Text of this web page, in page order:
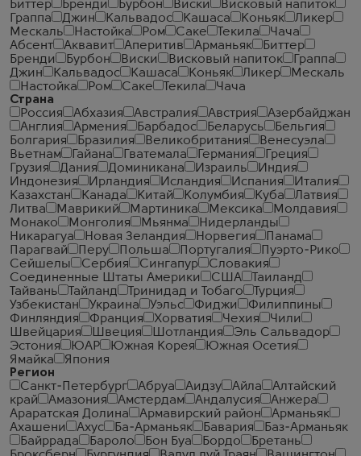
Биттер
Бренди Бурбон Виски
Висковый напиток
Граппа
Джин Кальвадос Кашаса Коньяк
Ликер
Мескаль
Настойка Ром Саке Текила
Чача
Абсент
Аквавит Аперитив Арманьяк
Биттер
Бренди
Бурбон Виски Висковый напиток
Граппа
Джин
Кальвадос Кашаса Коньяк Ликер
Мескаль
Настойка
Ром Саке Текила
Чача
Страна
Россия
Абхазия Австралия Австрия
Азербайджан
Англия
Армения Барбадос Беларусь
Бельгия
Болгария
Бразилия Великобритания
Венесуэла
Вьетнам
Гайана Гватемала Германия
Греция
Грузия
Дания Доминикана Израиль
Индия
Индонезия
Ирландия Исландия Испания
Италия
Казахстан
Канада Китай Колумбия Куба
Латвия
Литва
Маврикий Мартиника Мексика
Молдавия
Монако
Монголия Мьянма
Нидерланды
Никарагуа
Новая Зеландия Норвегия
Панама
Парагвай
Перу Польша Португалия
Пуэрто-Рико
Сейшелы
Сербия Сингапур
Словакия
Соединенные Штаты Америки
США
Таиланд
Тайвань
Тайланд Тринидад и Тобаго
Турция
Узбекистан
Украина Уэльс Фиджи
Филиппины
Финляндия
Франция Хорватия Чехия
Чили
Швейцария
Швеция Шотландия
Эль Сальвадор
Эстония
ЮАР Южная Корея
Южная Осетия
Ямайка
Япония
Регион
Санкт-Петербург
Абруа Аидзу Айла
Алтайский
край
Амазония Амстердам Андалусия
Анжера
Араратская Долина
Армавирский район
Арманьяк
Ахашени
Ахус Ба-Арманьяк Бавария
Баз-Арманьяк
Байррада
Бароло Бон Буа Бордо
Бретань